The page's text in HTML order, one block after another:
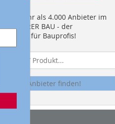
Sie mehr als 4.000 Anbieter im
BAU - der
für Bauprofis!
Anbieter finden!